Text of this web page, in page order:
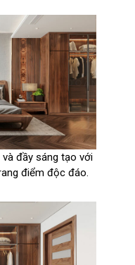
đầy sáng tạo với
điểm độc đáo.